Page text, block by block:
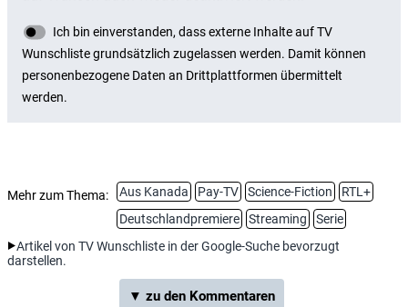
Mehr zum Thema: Aus Kanada Pay-TV Science-Fiction
RTL+
Deutschlandpremiere
Streaming
Serie
Artikel von TV Wunschliste in der Google-Suche bevorzugt
darstellen.
▼ zu den Kommentaren